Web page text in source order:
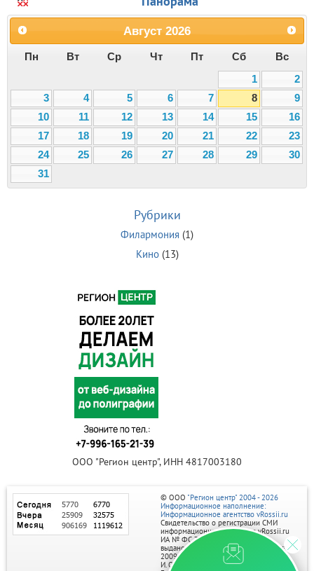
Август 2026
Пн Вт Ср Чт Пт Сб
Вс
1
2
3
4 5 6 7 8
9
10
11 12 13 14 15
16
17
18 19 20 21 22
23
24
25 26 27 28 29
30
31
Рубрики
Филармония (1)
Кино(13)
ООО "Регион центр", ИНН 4817003180
© ООО "Регион центр" 2004 - 2026
Информационное наполнение:
Информационное агентство vRossii.ru
Свидетельство о регистрации СМИ
информационного агентства vRossii.ru
ИА № ФС 77‑35502
выдано РОСКОМНАДЗОРом 04 марта
2009г.
И. О. Главного редактора Нарыков А. Н.